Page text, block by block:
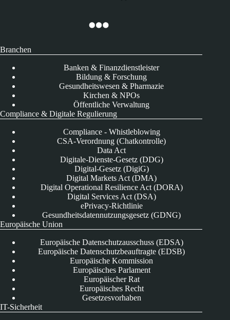
Branchen
Banken & Finanzdienstleister
Bildung & Forschung
Gesundheitswesen & Pharmazie
Kirchen & NPOs
Öffentliche Verwaltung
Compliance & Digitale Regulierung
Compliance - Whistleblowing
CSA-Verordnung (Chatkontrolle)
Data Act
Digitale-Dienste-Gesetz (DDG)
Digital-Gesetz (DigiG)
Digital Markets Act (DMA)
Digital Operational Resilience Act (DORA)
Digital Services Act (DSA)
ePrivacy-Richtlinie
Gesundheitsdatennutzungsgesetz (GDNG)
Europäische Union
Europäische Datenschutzausschuss (EDSA)
Europäische Datenschutzbeauftragte (EDSB)
Europäische Kommission
Europäisches Parlament
Europäischer Rat
Europäisches Recht
Gesetzesvorhaben
IT-Sicherheit